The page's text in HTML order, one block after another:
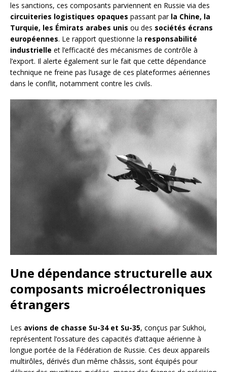
les sanctions, ces composants parviennent en Russie via des
circuiteries logistiques opaques passant par la Chine, la
Turquie, les Émirats arabes unis ou des sociétés écrans
européennes. Le rapport questionne la responsabilité
industrielle et l’efficacité des mécanismes de contrôle à
l’export. Il alerte également sur le fait que cette dépendance
technique ne freine pas l’usage de ces plateformes aériennes
dans le conflit, notamment contre les civils.
Une dépendance structurelle aux
composants microélectroniques
étrangers
Les avions de chasse Su-34 et Su-35, conçus par Sukhoi,
représentent l’ossature des capacités d’attaque aérienne à
longue portée de la Fédération de Russie. Ces deux appareils
multirôles, dérivés d’un même châssis, sont équipés pour